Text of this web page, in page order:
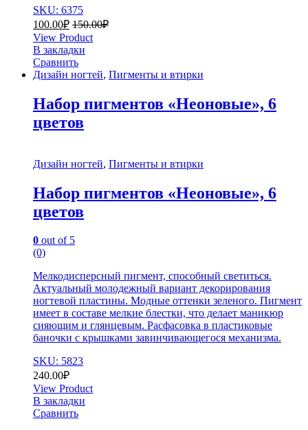
SKU: 6375
100.00₽ 150.00₽
View Product
В закладки
Сравнить
Дизайн ногтей, Пигменты и втирки
Набор пигментов «Неоновые», 6
цветов
Дизайн ногтей, Пигменты и втирки
Набор пигментов «Неоновые», 6
цветов
0 out of 5
(0)
Мелкодисперсный пигмент, способный светиться.
Актуальный молодежный вариант декорирования
ногтевой пластины. Модные оттенки зеленого. Пигмент
имеет в составе мелкие блестки, что делает маникюр
сияющим и глянцевым. Расфасовка в пластиковые
баночки с крышками завинчивающегося механизма.
SKU: 5823
240.00₽
View Product
В закладки
Сравнить